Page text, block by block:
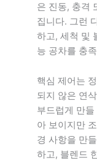
은 진동, 충격
집니다. 그런
하고, 세척 및
능 공차를 충
핵심 제어는
되지 않은 연
부드럽게 만
아 보이지만
경 사항을 만
하고, 블렌드